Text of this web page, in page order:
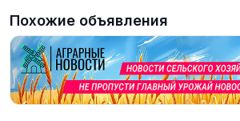
Похожие объявления